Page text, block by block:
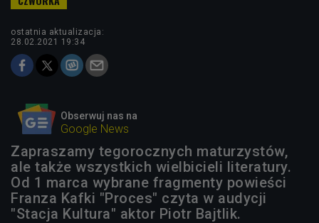
ostatnia aktualizacja:
28.02.2021 19:34
Obserwuj nas na
Google News
Zapraszamy tegorocznych maturzystów,
ale także wszystkich wielbicieli literatury.
Od 1 marca wybrane fragmenty powieści
Franza Kafki "Proces" czyta w audycji
"Stacja Kultura" aktor Piotr Bajtlik.